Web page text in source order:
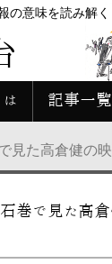
の意味を読み解く
記事一覧
見た高倉健の
石巻で見た高倉